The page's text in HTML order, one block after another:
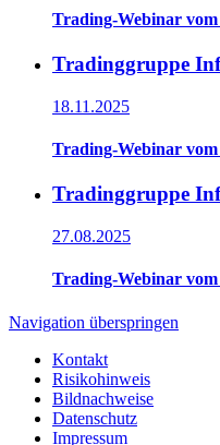
Trading-Webinar vom
Tradinggruppe
18.11.2025
Trading-Webinar vom
Tradinggruppe
27.08.2025
Trading-Webinar vom
Navigation überspringen
Kontakt
Risikohinweis
Bildnachweise
Datenschutz
Impressum